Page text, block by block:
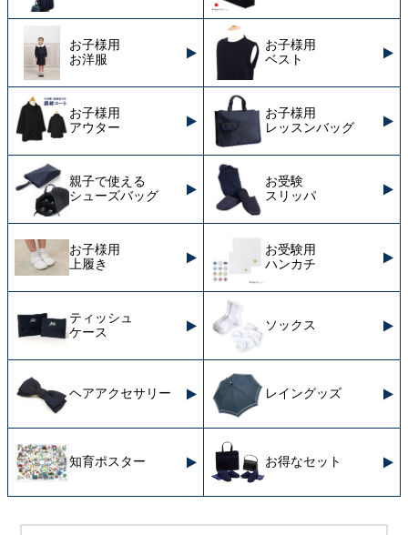
お子様用
お洋服
お子様用
ベスト
お子様用
アウター
お子様用
レッスンバッグ
親子で使える
シューズバッグ
お受験
スリッパ
お子様用
上履き
お受験用
ハンカチ
ティッシュ
ケース
ソックス
ヘアアクセサリー レイングッズ
知育ポスター お得なセット